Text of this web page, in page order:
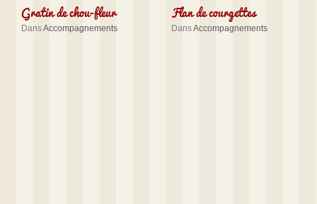
Gratin de chou-fleur
DansAccompagnements
Flan de courgettes
DansAccompagnements